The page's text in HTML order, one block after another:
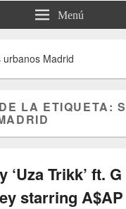
Menú
urbanos Madrid
LA ETIQUETA:
‘Uza Trikk’ ft.
starring A$AP